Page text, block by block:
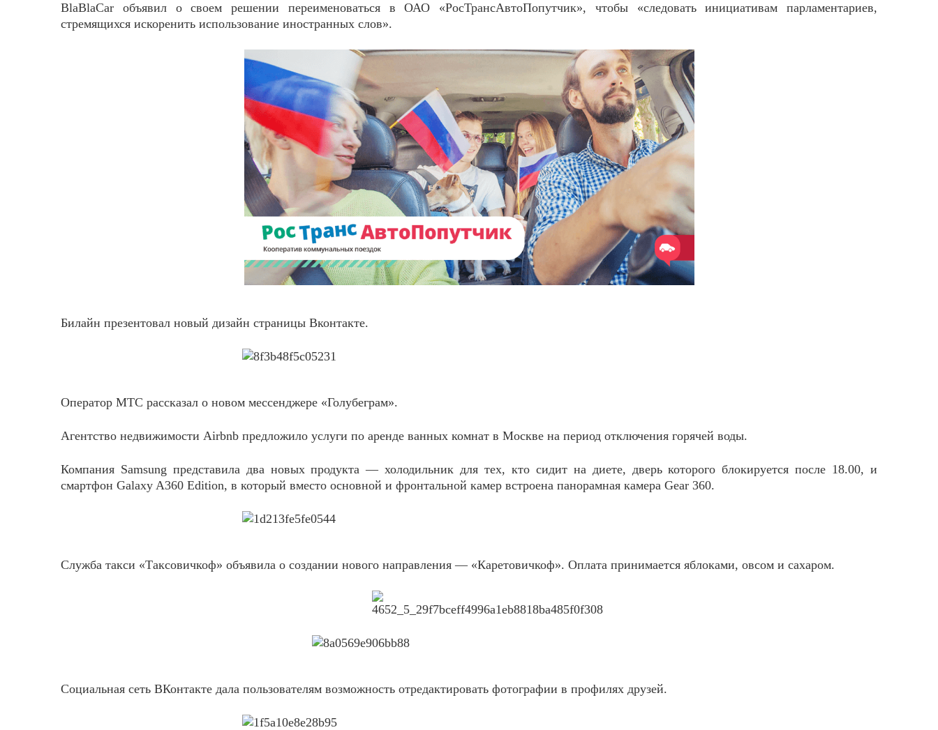
BlaBlaCar объявил о своем решении переименоваться в ОАО «РосТрансАвтоПопутчик», чтобы «следовать инициативам парламентариев,
стремящихся искоренить использование иностранных слов».
Билайн презентовал новый дизайн страницы Вконтакте.
Оператор МТС рассказал о новом мессенджере «Голубеграм».
Агентство недвижимости Airbnb предложило услуги по аренде ванных комнат в Москве на период отключения горячей воды.
Компания Samsung представила два новых продукта — холодильник для тех, кто сидит на диете, дверь которого блокируется после 18.00, и
смартфон Galaxy A360 Edition, в который вместо основной и фронтальной камер встроена панорамная камера Gear 360.
Служба такси «Таксовичкоф» объявила о создании нового направления — «Каретовичкоф». Оплата принимается яблоками, овсом и сахаром.
Социальная сеть ВКонтакте дала пользователям возможность отредактировать фотографии в профилях друзей.